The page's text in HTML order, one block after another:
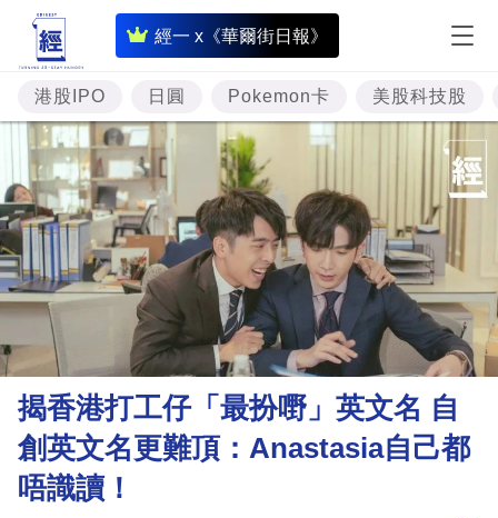
經一 x《華爾街日報》
即
時
財
經
專
題
投
資
樓
市
理
財
商
港股IPO 日圓 Pokemon卡 美股科技股
揭香港打工仔「最扮嘢」英文名 自
創英文名更難頂：Anastasia自己都
唔識讀！